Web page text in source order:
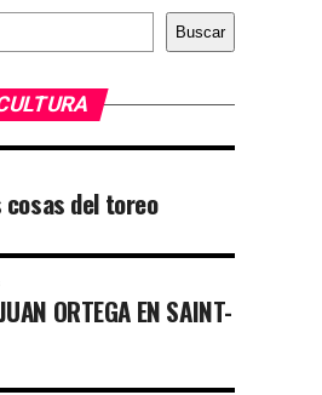
Buscar
cosas del toreo
ORTEGA EN SAINT-